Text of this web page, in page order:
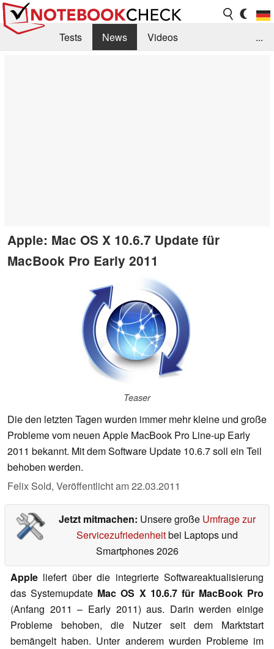
Tests News
Videos
...
Apple: Mac OS X 10.6.7 Update für
MacBook Pro Early 2011
Teaser
Die den letzten Tagen wurden immer mehr kleine und große
Probleme vom neuen Apple MacBook Pro Line-up Early
2011 bekannt. Mit dem Software Update 10.6.7 soll ein Teil
behoben werden.
Felix Sold, Veröffentlicht am22.03.2011
Jetzt mitmachen: Unsere große Umfrage zur
Servicezufriedenheitbei Laptops und
Smartphones 2026
Apple liefert über die integrierte Softwareaktualisierung
das Systemupdate Mac OS X 10.6.7 für MacBook Pro
(Anfang 2011 – Early 2011) aus. Darin werden einige
Probleme behoben, die Nutzer seit dem Marktstart
bemängelt haben. Unter anderem wurden Probleme im